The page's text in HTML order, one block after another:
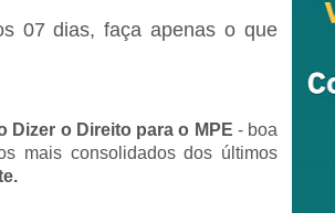
07 dias, faça apenas o que
Dizer o Direito para o MPE - boa
mais consolidados dos últimos